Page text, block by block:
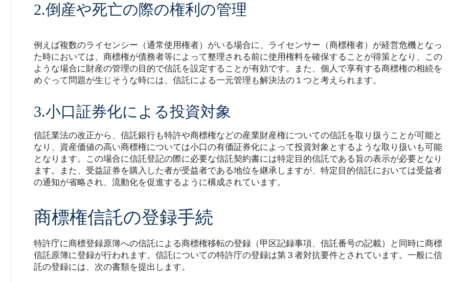
2.倒産や死亡の際の権利の管理
例えば複数のライセンシー（通常使用権者）がいる場合に、ライセンサー（商標権者）が経営危機となっ
た時においては、商標権が債務者等によって整理される前に使用権料を確保することが得策となり、この
ような場合に財産の管理の目的で信託を設定することが有効です。また、個人で享有する商標権の相続を
めぐって問題が生じそうな時には、信託による一元管理も解決法の１つと考えられます。
3.小口証券化による投資対象
信託業法の改正から、信託銀行も特許や商標権などの産業財産権についての信託を取り扱うことが可能と
なり、資産価値の高い商標権については小口の有価証券化によって投資対象とするような取り扱いも可能
となります。この場合に信託登記の際に必要な信託契約書には特定目的信託である旨の表示が必要となり
ます。また、受益証券を購入した者が受益者である地位を継承しますが、特定目的信託においては受益者
の通知が省略され、流動化を促進するように構成されています。
商標権信託の登録手続
特許庁に商標登録原簿への信託による商標権移転の登録（甲区記録事項、信託番号の記載）と同時に商標
信託原簿に登録が行われます。信託についての特許庁の登録は第３者対抗要件とされています。一般に信
託の登録には、次の書類を提出します。